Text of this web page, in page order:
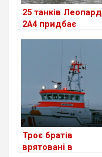
25 танків Леопард
2А4 придбає
Троє братів
врятовані в